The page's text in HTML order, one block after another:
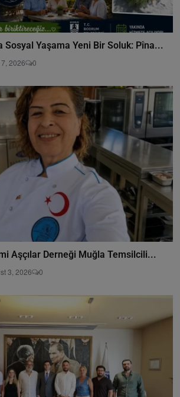
Sosyal Yaşama Yeni Bir Soluk: Pîna...
2026 0
Aşçılar Derneği Muğla Temsilcili...
3, 2026 0